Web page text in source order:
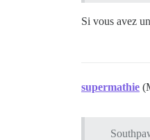
Si vous avez
supermathie